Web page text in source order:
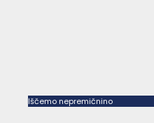
Iščemo nepremičnino